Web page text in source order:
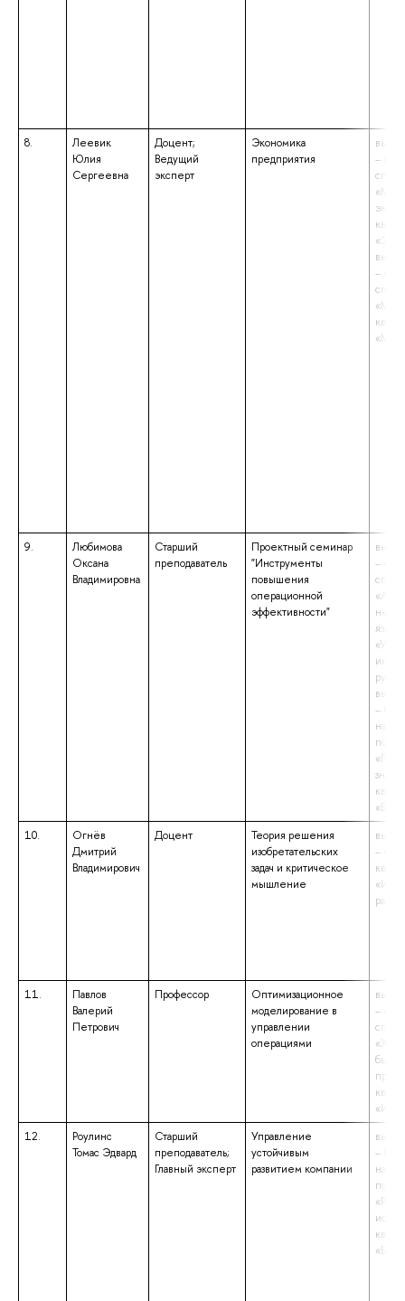
8.
Леевик
Юлия
Сергеевна
Доцент;
Ведущий
эксперт
Экономика
предприятия
–
–
9.
Любимова
Оксана
Владимировна
Старший
преподаватель
Проектный семинар
"Инструменты
повышения
операционной
эффективности"
–
–
10.
Огнёв
Дмитрий
Владимирович
Доцент
Теория решения
изобретательских
задач и критическое
мышление
–
11.
Павлов
Валерий
Петрович
Профессор
Оптимизационное
моделирование в
управлении
операциями
–
12.
Роулинс
Томас Эдвард
Старший
преподаватель;
Главный эксперт
Управление
устойчивым
развитием компании
–